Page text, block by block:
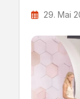
29. Mai